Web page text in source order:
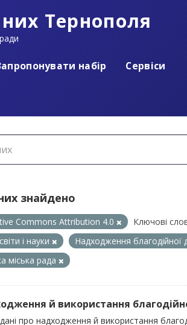
Тернополя
набір Сервіси
знайдено
Commons Attribution 4.0
Ключові
і науки
Надходження благодійної
міська рада
й використання
про надходження й використання